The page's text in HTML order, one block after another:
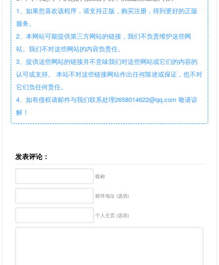
1、如果您喜欢该程序，请支持正版，购买注册，得到更好的正版
服务。
2、本网站可能提供第三方网站的链接，我们不负责维护这些网
站。我们不对这些网站的内容负责任。
3、提供这些网站的链接并不意味我们对这些网站或它们的内容的
认可或支持。 本站不对这些链接网站作出任何陈述或保证，也不对
它们负任何责任。
4、如有侵权请邮件与我们联系处理2658014622@qq.com 敬请谅
解！
发表评论：
昵称
邮件地址 (选填)
个人主页 (选填)